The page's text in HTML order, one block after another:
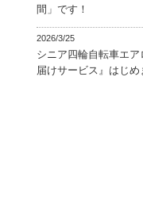
間」です！
2026/3/25
シニア四輪自転車エ
届けサービス』はじめ